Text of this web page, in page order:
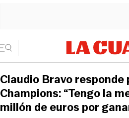
Claudio Bravo responde
Champions: “Tengo la
millón de euros por